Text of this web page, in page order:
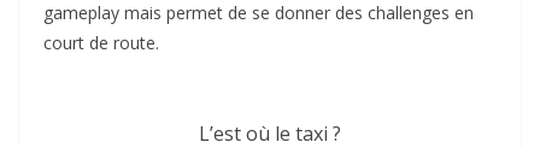
gameplay mais permet de se donner des challenges en
court de route.
L’est où le taxi ?